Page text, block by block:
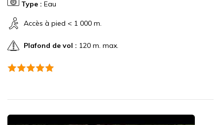
Type : Eau
Accès à pied < 1 000 m.
Plafond de vol : 120 m. max.